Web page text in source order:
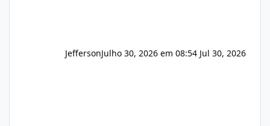
JeffersonJulho 30, 2026 em 08:54 Jul 30, 2026